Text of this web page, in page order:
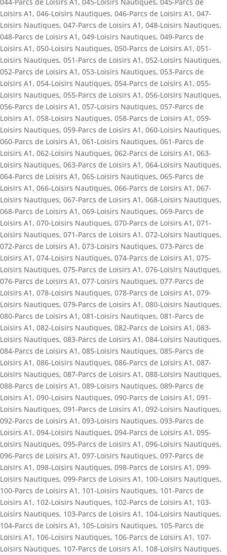
Loisirs A1 , 046-Loisirs Nautiques, 046-Parcs de Loisirs A1 , 047-
Loisirs Nautiques, 047-Parcs de Loisirs A1 , 048-Loisirs Nautiques,
048-Parcs de Loisirs A1 , 049-Loisirs Nautiques, 049-Parcs de
Loisirs A1 , 050-Loisirs Nautiques, 050-Parcs de Loisirs A1 , 051-
Loisirs Nautiques, 051-Parcs de Loisirs A1 , 052-Loisirs Nautiques,
052-Parcs de Loisirs A1 , 053-Loisirs Nautiques, 053-Parcs de
Loisirs A1 , 054-Loisirs Nautiques, 054-Parcs de Loisirs A1 , 055-
Loisirs Nautiques, 055-Parcs de Loisirs A1 , 056-Loisirs Nautiques,
056-Parcs de Loisirs A1 , 057-Loisirs Nautiques, 057-Parcs de
Loisirs A1 , 058-Loisirs Nautiques, 058-Parcs de Loisirs A1 , 059-
Loisirs Nautiques, 059-Parcs de Loisirs A1 , 060-Loisirs Nautiques,
060-Parcs de Loisirs A1 , 061-Loisirs Nautiques, 061-Parcs de
Loisirs A1 , 062-Loisirs Nautiques, 062-Parcs de Loisirs A1 , 063-
Loisirs Nautiques, 063-Parcs de Loisirs A1 , 064-Loisirs Nautiques,
064-Parcs de Loisirs A1 , 065-Loisirs Nautiques, 065-Parcs de
Loisirs A1 , 066-Loisirs Nautiques, 066-Parcs de Loisirs A1 , 067-
Loisirs Nautiques, 067-Parcs de Loisirs A1 , 068-Loisirs Nautiques,
068-Parcs de Loisirs A1 , 069-Loisirs Nautiques, 069-Parcs de
Loisirs A1 , 070-Loisirs Nautiques, 070-Parcs de Loisirs A1 , 071-
Loisirs Nautiques, 071-Parcs de Loisirs A1 , 072-Loisirs Nautiques,
072-Parcs de Loisirs A1 , 073-Loisirs Nautiques, 073-Parcs de
Loisirs A1 , 074-Loisirs Nautiques, 074-Parcs de Loisirs A1 , 075-
Loisirs Nautiques, 075-Parcs de Loisirs A1 , 076-Loisirs Nautiques,
076-Parcs de Loisirs A1 , 077-Loisirs Nautiques, 077-Parcs de
Loisirs A1 , 078-Loisirs Nautiques, 078-Parcs de Loisirs A1 , 079-
Loisirs Nautiques, 079-Parcs de Loisirs A1 , 080-Loisirs Nautiques,
080-Parcs de Loisirs A1 , 081-Loisirs Nautiques, 081-Parcs de
Loisirs A1 , 082-Loisirs Nautiques, 082-Parcs de Loisirs A1 , 083-
Loisirs Nautiques, 083-Parcs de Loisirs A1 , 084-Loisirs Nautiques,
084-Parcs de Loisirs A1 , 085-Loisirs Nautiques, 085-Parcs de
Loisirs A1 , 086-Loisirs Nautiques, 086-Parcs de Loisirs A1 , 087-
Loisirs Nautiques, 087-Parcs de Loisirs A1 , 088-Loisirs Nautiques,
088-Parcs de Loisirs A1 , 089-Loisirs Nautiques, 089-Parcs de
Loisirs A1 , 090-Loisirs Nautiques, 090-Parcs de Loisirs A1 , 091-
Loisirs Nautiques, 091-Parcs de Loisirs A1 , 092-Loisirs Nautiques,
092-Parcs de Loisirs A1 , 093-Loisirs Nautiques, 093-Parcs de
Loisirs A1 , 094-Loisirs Nautiques, 094-Parcs de Loisirs A1 , 095-
Loisirs Nautiques, 095-Parcs de Loisirs A1 , 096-Loisirs Nautiques,
096-Parcs de Loisirs A1 , 097-Loisirs Nautiques, 097-Parcs de
Loisirs A1 , 098-Loisirs Nautiques, 098-Parcs de Loisirs A1 , 099-
Loisirs Nautiques, 099-Parcs de Loisirs A1 , 100-Loisirs Nautiques,
100-Parcs de Loisirs A1 , 101-Loisirs Nautiques, 101-Parcs de
Loisirs A1 , 102-Loisirs Nautiques, 102-Parcs de Loisirs A1 , 103-
Loisirs Nautiques, 103-Parcs de Loisirs A1 , 104-Loisirs Nautiques,
104-Parcs de Loisirs A1 , 105-Loisirs Nautiques, 105-Parcs de
Loisirs A1 , 106-Loisirs Nautiques, 106-Parcs de Loisirs A1 , 107-
Loisirs Nautiques, 107-Parcs de Loisirs A1 , 108-Loisirs Nautiques,